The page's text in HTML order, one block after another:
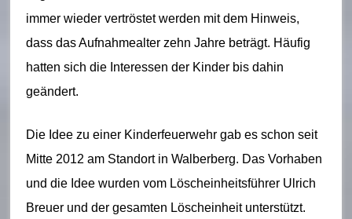
h
ei
m
–
L
ö
s
immer wieder vertröstet werden mit dem Hinweis,
dass das Aufnahmealter zehn Jahre beträgt. Häufig
hatten sich die Interessen der Kinder bis dahin
geändert.
Die Idee zu einer Kinderfeuerwehr gab es schon seit
Mitte 2012 am Standort in Walberberg. Das Vorhaben
und die Idee wurden vom Löscheinheitsführer Ulrich
Breuer und der gesamten Löscheinheit unterstützt.